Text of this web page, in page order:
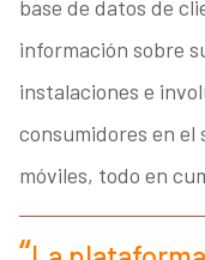
base de datos de
información sobre
instalaciones e
consumidores en el
móviles, todo en